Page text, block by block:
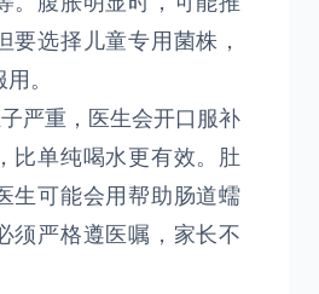
要选择儿童专用菌株，
。
严重，医生会开口服补
比单纯喝水更有效。肚
生可能会用帮助肠道蠕
须严格遵医嘱，家长不